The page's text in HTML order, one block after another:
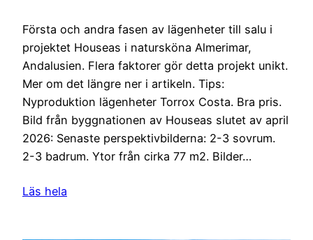
Första och andra fasen av lägenheter till salu i
projektet Houseas i natursköna Almerimar,
Andalusien. Flera faktorer gör detta projekt unikt.
Mer om det längre ner i artikeln. Tips:
Nyproduktion lägenheter Torrox Costa. Bra pris.
Bild från byggnationen av Houseas slutet av april
2026: Senaste perspektivbilderna: 2-3 sovrum.
2-3 badrum. Ytor från cirka 77 m2. Bilder…
Läs hela